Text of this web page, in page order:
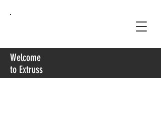
Welcome
to Extruss